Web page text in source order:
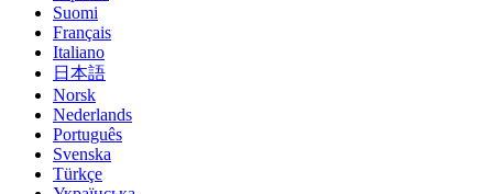
Suomi
Français
Italiano
日本語
Norsk
Nederlands
Português
Svenska
Türkçe